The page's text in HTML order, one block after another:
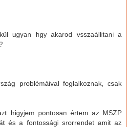
ugyan hgy akarod vsszaállitani a
problémáival foglalkoznak, csak
higyjem pontosan értem az MSZP
és a fontossági srorrendet amit az